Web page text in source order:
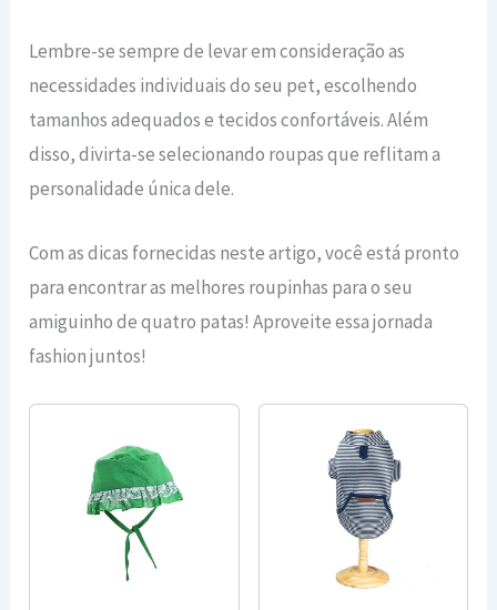
Lembre-se sempre de levar em consideração as
necessidades individuais do seu pet, escolhendo
tamanhos adequados e tecidos confortáveis. Além
disso, divirta-se selecionando roupas que reflitam a
personalidade única dele.
Com as dicas fornecidas neste artigo, você está pronto
para encontrar as melhores roupinhas para o seu
amiguinho de quatro patas! Aproveite essa jornada
fashion juntos!